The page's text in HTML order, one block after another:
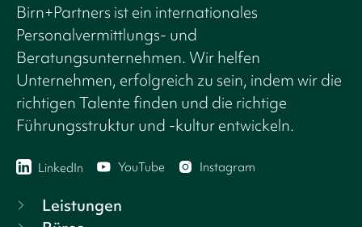
Birn+Partners ist ein internationales
Personalvermittlungs- und
Beratungsunternehmen. Wir helfen
Unternehmen, erfolgreich zu sein, indem wir die
richtigen Talente finden und die richtige
Führungsstruktur und -kultur entwickeln.
LinkedIn YouTube Instagram
Leistungen